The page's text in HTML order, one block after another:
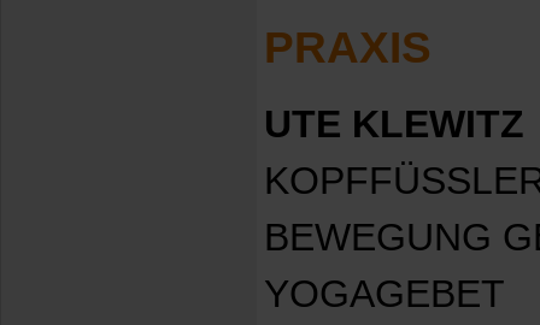
PRAXIS
UTE KLEWITZ
BEWEGUNG
YOGAGEBET